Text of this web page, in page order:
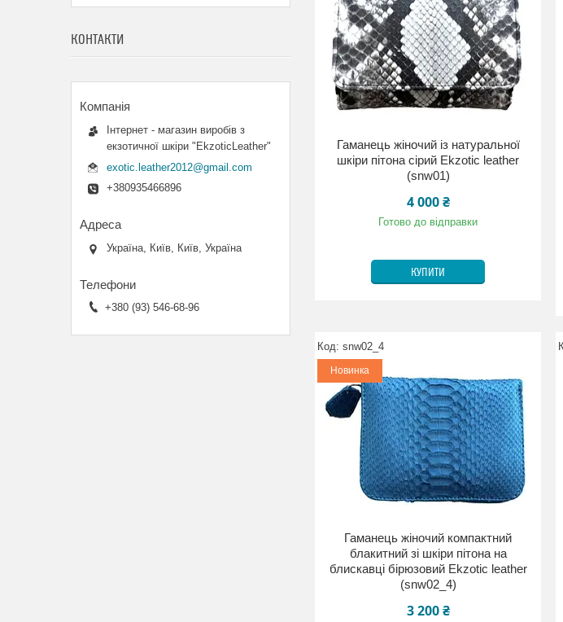
Гаманець жіночий із натуральної
шкіри пітона сірий Ekzotic leather
(snw01)
4 000 ₴
Готово до відправки
КУПИТИ
snw02_4
Новинка
Гаманець жіночий компактний
блакитний зі шкіри пітона на
блискавці бірюзовий Ekzotic leather
(snw02_4)
3 200 ₴
КОНТАКТИ
Інтернет - магазин виробів з
екзотичної шкіри "EkzoticLeather"
exotic.leather2012@gmail.com
+380935466896
Україна, Київ, Київ, Україна
+380 (93) 546-68-96